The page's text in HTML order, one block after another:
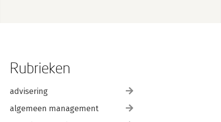
Rubrieken
advisering
algemeen management